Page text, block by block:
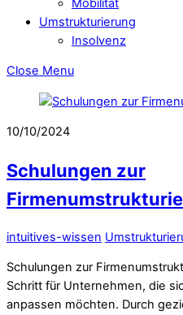
Mobilität
Umstrukturierung
Insolvenz
Close Menu
10/10/2024
Schulungen zur
intuitives-wissen
Schulungen zur
Schritt für Unternehmen, die
anpassen möchten. Durch